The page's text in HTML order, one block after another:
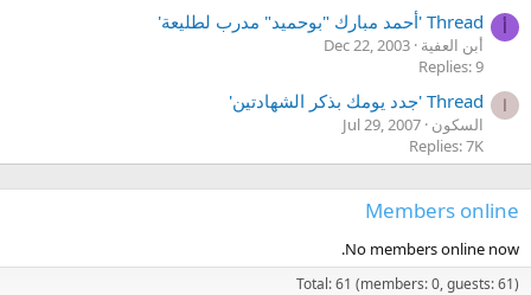
أ Thread 'أحمد مبارك "بوحميد" مدرب لطليعة'
أبن العفية Dec 22, 2003
Replies: 9
ا Thread 'جدد يومك بذكر الشهادتين'
السكون Jul 29, 2007
Replies: 7K
Members online
No members online now.
Total: 61 (members: 0, guests: 61)